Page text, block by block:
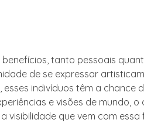
tanto pessoais
de se expressar
indivíduos têm a chance
e visões de mundo, o
visibilidade que vem com essa